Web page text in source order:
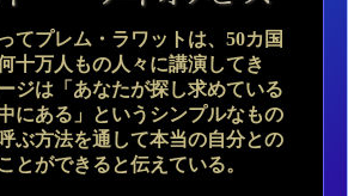
てプレム・ラワットは、50カ国
十万人もの人々に講演してき
ジは「あなたが探し求めている
にある」というシンプルなもの
ぶ方法を通して本当の自分との
とができると伝えている。